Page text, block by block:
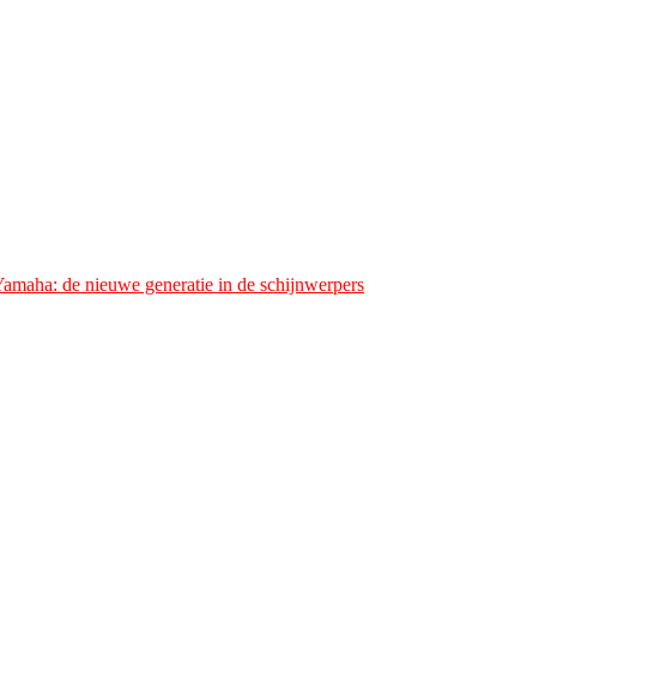
de nieuwe generatie in de schijnwerpers